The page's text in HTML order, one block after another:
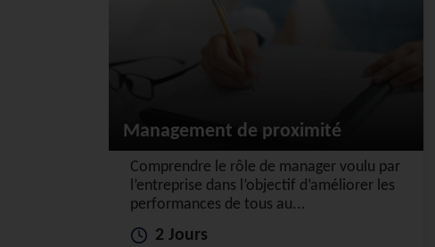
Management de proximité
Comprendre le rôle de manager voulu par
l’entreprise dans l’objectif d’améliorer les
performances de tous au...
2 Jours